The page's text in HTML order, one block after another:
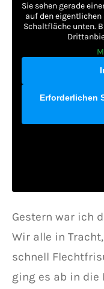
Sie sehen gerade
auf den
Schaltfläche unten.
Erforderlichen
Gestern war ich
Wir alle in
schnell
ging es ab in die